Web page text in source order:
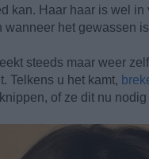
kan. Haar haar is wel
wanneer het gewassen
steeds maar weer
Telkens u het kamt,
of ze dit nu nodig